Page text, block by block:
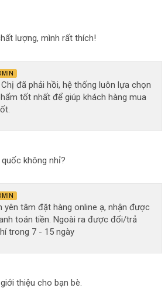
lượng, mình rất thích!
đã phải hồi, hệ thống luôn lựa chọn
tốt nhất để giúp khách hàng mua
không nhỉ?
yên tâm đặt hàng online ạ, nhận được
toán tiền. Ngoài ra được đổi/trả
trong 7 - 15 ngày
thiệu cho bạn bè.